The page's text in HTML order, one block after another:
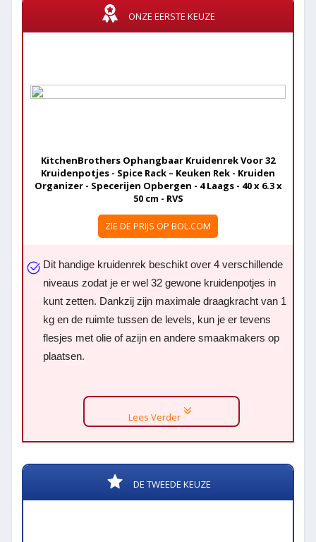
ONZE EERSTE KEUZE
KitchenBrothers Ophangbaar Kruidenrek Voor 32
Kruidenpotjes - Spice Rack – Keuken Rek - Kruiden
Organizer - Specerijen Opbergen - 4 Laags - 40 x 6.3 x
50 cm - RVS
ZIE DE PRIJS OP BOL.COM
Dit handige kruidenrek beschikt over 4 verschillende
niveaus zodat je er wel 32 gewone kruidenpotjes in
kunt zetten. Dankzij zijn maximale draagkracht van 1
kg en de ruimte tussen de levels, kun je er tevens
flesjes met olie of azijn en andere smaakmakers op
plaatsen.
Lees Verder
DE TWEEDE KEUZE